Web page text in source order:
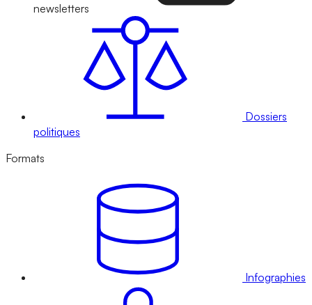
newsletters
Dossiers
politiques
Formats
Infographies